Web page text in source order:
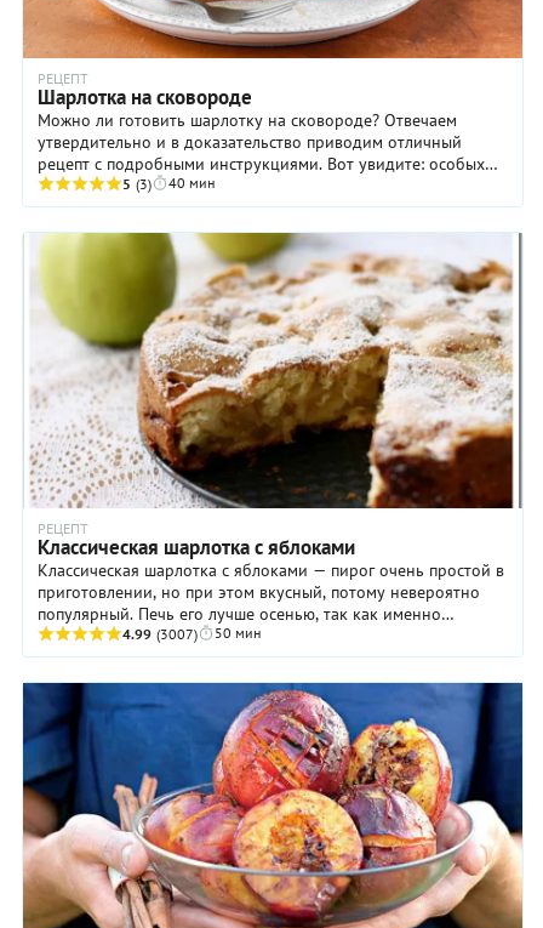
РЕЦЕПТ
Шарлотка на сковороде
Можно ли готовить шарлотку на сковороде? Отвечаем
утвердительно и в доказательство приводим отличный
рецепт с подробными инструкциями. Вот увидите: особых
вкусовых различий никто не заметит. Ну а ...
5 (3) 40 мин
РЕЦЕПТ
Классическая шарлотка с яблоками
Классическая шарлотка с яблоками — пирог очень простой в
приготовлении, но при этом вкусный, потому невероятно
популярный. Печь его лучше осенью, так как именно
местные сезонные фрукты зимних сортов ...
4.99 (3007) 50 мин